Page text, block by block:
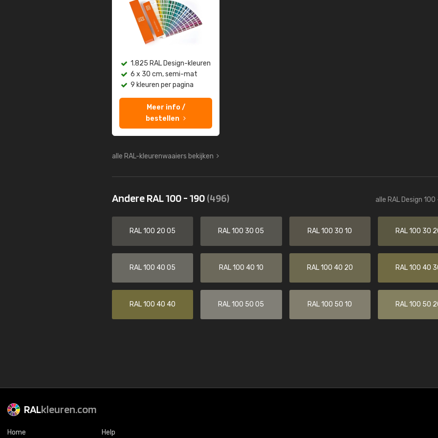
1.825 RAL Design-kleuren
6 x 30 cm, semi-mat
9 kleuren per pagina
Meer info /
bestellen
alle RAL-kleurenwaaiers bekijken
Andere RAL 100 - 190(496) alle RAL Design 100
RAL 100 20 05 RAL 100 30 05 RAL 100 30 10 RAL 100 30
RAL 100 40 05 RAL 100 40 10 RAL 100 40 20 RAL 100 40
RAL 100 40 40 RAL 100 50 05 RAL 100 50 10 RAL 100 50
RALkleuren.com
Home Help